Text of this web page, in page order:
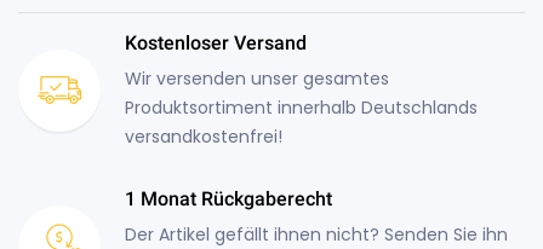
Kostenloser Versand
Wir versenden unser gesamtes
Produktsortiment innerhalb Deutschlands
versandkostenfrei!
1 Monat Rückgaberecht
Der Artikel gefällt ihnen nicht? Senden Sie ihn